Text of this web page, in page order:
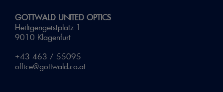
GOTTWALD UNITED OPTICS
Heiligengeistplatz 1
9010 Klagenfurt
+43 463 / 55095
office@gottwald.co.at